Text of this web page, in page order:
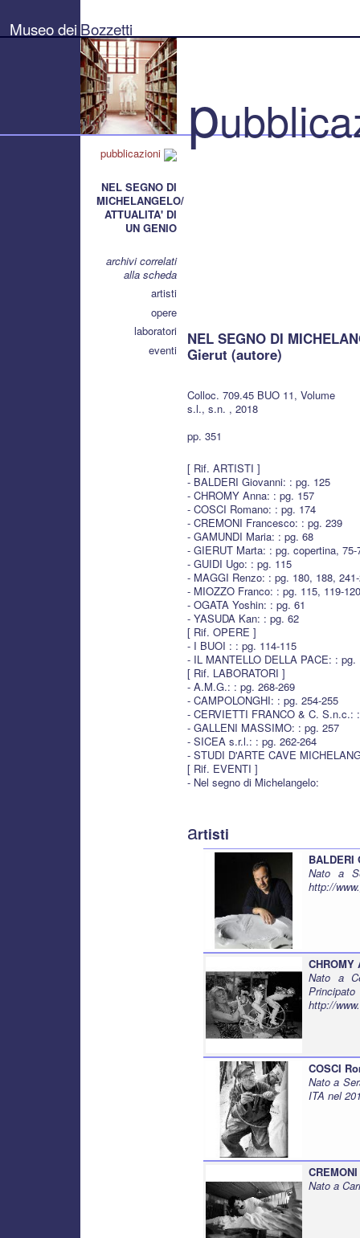
Bozzetti
"Pierluigi
Museo dei Bozzetti
pubblicazioni
NEL SEGNO DI
MICHELANGELO/
ATTUALITA' DI
UN GENIO
archivi correlati
alla scheda
artisti
opere
laboratori
eventi
p
NEL SEGNO DI
Gierut (autore)
Colloc. 709.45 BUO 11, Volume
s.l., s.n. , 2018
pp. 351
[ Rif. ARTISTI ]
- BALDERI Giovanni: : pg. 125
- CHROMY Anna: : pg. 157
- COSCI Romano: : pg. 174
- CREMONI Francesco: : pg. 239
- GAMUNDI Maria: : pg. 68
- GIERUT Marta: : pg. copertina,
- GUIDI Ugo: : pg. 115
- MAGGI Renzo: : pg. 180, 188,
- MIOZZO Franco: : pg. 115, 119-120
- OGATA Yoshin: : pg. 61
- YASUDA Kan: : pg. 62
[ Rif. OPERE ]
- I BUOI : : pg. 114-115
- IL MANTELLO DELLA PACE: : pg.
[ Rif. LABORATORI ]
- A.M.G.: : pg. 268-269
- CAMPOLONGHI: : pg. 254-255
- CERVIETTI FRANCO & C. S.n.c.:
- GALLENI MASSIMO: : pg. 257
- SICEA s.r.l.: : pg. 262-264
- STUDI D'ARTE CAVE
[ Rif. EVENTI ]
- Nel segno di Michelangelo:
artisti
BALDERI
Nato a
http://
CHROMY
Nato a
http://
COSCI
Nato a
ITA nel
Nato a